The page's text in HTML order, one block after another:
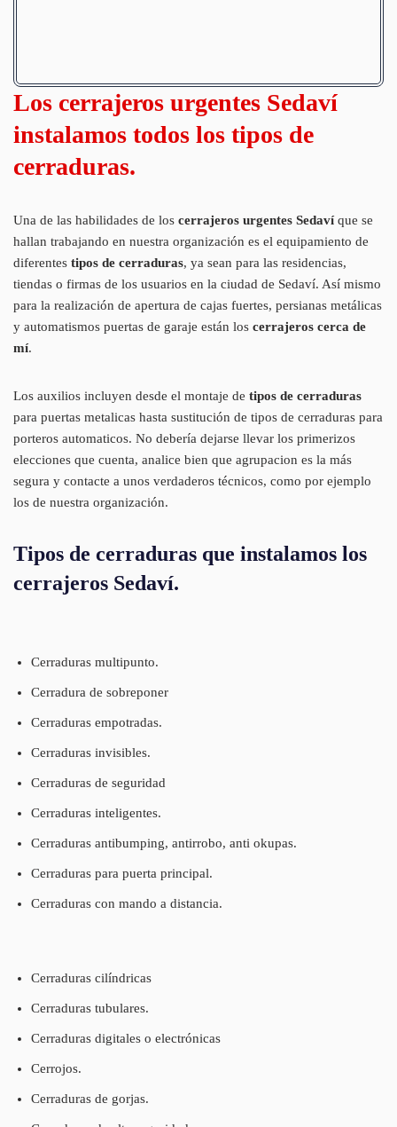
Los cerrajeros urgentes Sedaví
instalamos todos los tipos de
cerraduras.
Una de las habilidades de los cerrajeros urgentes Sedavíque se
hallan trabajando en nuestra organización es el equipamiento de
diferentes tipos de cerraduras, ya sean para las residencias,
tiendas o firmas de los usuarios en la ciudad de Sedaví. Así mismo
para la realización de apertura de cajas fuertes, persianas metálicas
y automatismos puertas de garaje están los cerrajeros cerca de
mí.
Los auxilios incluyen desde el montaje de tipos de cerraduras
para puertas metalicas hasta sustitución de tipos de cerraduras para
porteros automaticos. No debería dejarse llevar los primerizos
elecciones que cuenta, analice bien que agrupacion es la más
segura y contacte a unos verdaderos técnicos, como por ejemplo
los de nuestra organización.
Tipos de cerraduras que instalamos los
cerrajeros Sedaví.
Cerraduras multipunto.
Cerradura de sobreponer
Cerraduras empotradas.
Cerraduras invisibles.
Cerraduras de seguridad
Cerraduras inteligentes.
Cerraduras antibumping, antirrobo, anti okupas.
Cerraduras para puerta principal.
Cerraduras con mando a distancia.
Cerraduras cilíndricas
Cerraduras tubulares.
Cerraduras digitales o electrónicas
Cerrojos.
Cerraduras de gorjas.